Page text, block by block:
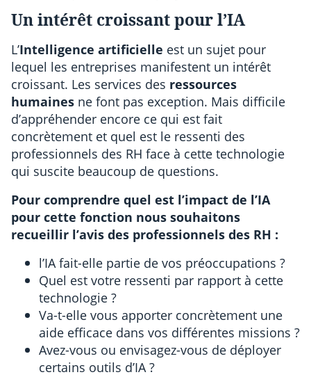
Un intérêt croissant pour l’IA
L’Intelligence artificielle est un sujet pour
lequel les entreprises manifestent un intérêt
croissant. Les services des ressources
humaines ne font pas exception. Mais difficile
d’appréhender encore ce qui est fait
concrètement et quel est le ressenti des
professionnels des RH face à cette technologie
qui suscite beaucoup de questions.
Pour comprendre quel est l’impact de l’IA
pour cette fonction nous souhaitons
recueillir l’avis des professionnels des RH :
l’IA fait-elle partie de vos préoccupations ?
Quel est votre ressenti par rapport à cette
technologie ?
Va-t-elle vous apporter concrètement une
aide efficace dans vos différentes missions ?
Avez-vous ou envisagez-vous de déployer
certains outils d’IA ?